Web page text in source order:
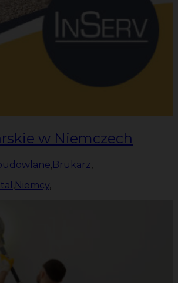
w Niemczech
,Brukarz,
,Niemcy,